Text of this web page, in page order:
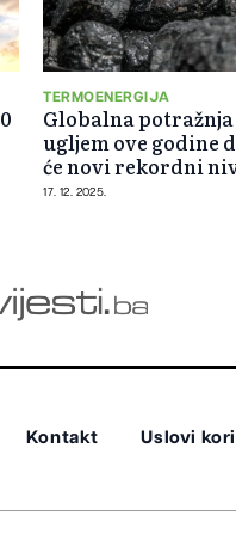
TERMOENERGIJA
Globalna potražnja
ugljem ove godine
će novi rekordni
17. 12. 2025.
Kontakt Uslovi